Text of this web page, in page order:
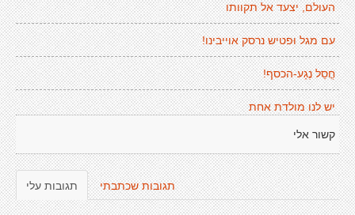
העולם, יצעד אל תקוותו
עם מגל וּפטיש נרסק אוייבינו!
חֳסַל נֶגָע-הכסף!
יש לנו מולדת אחת
קשור אלי
תגובות עלי תגובות שכתבתי